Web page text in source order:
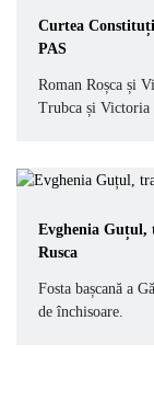
Curtea
PAS
Roman Roșca și
Trubca și Victoria
Evghenia Guțul,
Rusca
Fosta bașcană a
de închisoare.